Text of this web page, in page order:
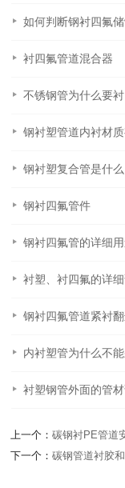
如何判断钢衬四氟
衬四氟管道混合器
不锈钢管为什么要衬
钢衬塑复合管是什么
钢衬四氟管件
钢衬四氟管的详细
衬塑、衬四氟的详
钢衬四氟管道紧衬
内衬塑管为什么不
衬塑钢管外面的管
上一个：碳钢衬PE管道
下一个：碳钢管道衬胶